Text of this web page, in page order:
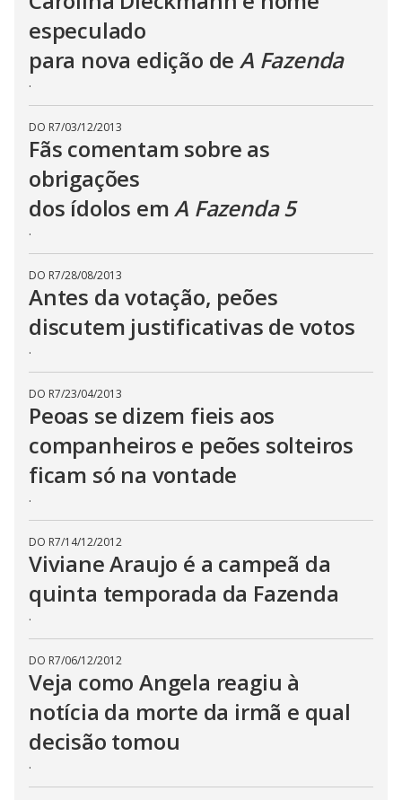
especulado
para nova edição de A Fazenda
.
DO R7/03/12/2013
Fãs comentam sobre as
obrigações
dos ídolos emA Fazenda 5
.
DO R7/28/08/2013
Antes da votação, peões
discutem justificativas de votos
.
DO R7/23/04/2013
Peoas se dizem fieis aos
companheiros e peões solteiros
ficam só na vontade
.
DO R7/14/12/2012
Viviane Araujo é a campeã da
quinta temporada da Fazenda
.
DO R7/06/12/2012
Veja como Angela reagiu à
notícia da morte da irmã e qual
decisão tomou
.